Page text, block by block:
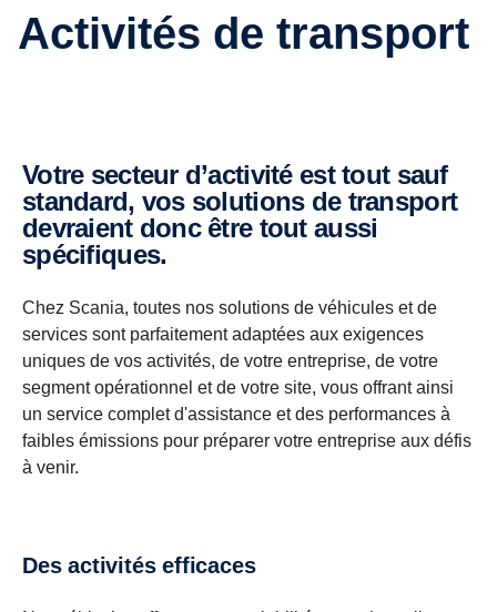
Activités de transport
Votre secteur d’activité est tout sauf
standard, vos solutions de transport
devraient donc être tout aussi
spécifiques.
Chez Scania, toutes nos solutions de véhicules et de
services sont parfaitement adaptées aux exigences
uniques de vos activités, de votre entreprise, de votre
segment opérationnel et de votre site, vous offrant ainsi
un service complet d'assistance et des performances à
faibles émissions pour préparer votre entreprise aux défis
à venir.
Des activités efficaces